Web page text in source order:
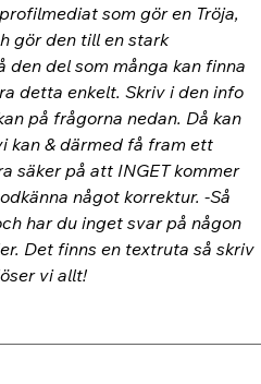
som gör en Tröja,
gör den till en stark
den del som många kan finna
detta enkelt. Skriv i den info
på frågorna nedan. Då kan
kan & därmed få fram ett
säker på att INGET kommer
något korrektur. -Så
har du inget svar på någon
Det finns en textruta så skriv
vi allt!